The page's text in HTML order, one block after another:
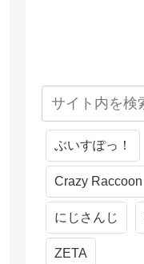
ぶいすぽっ！
Crazy Raccoon
にじさんじ
ZETA